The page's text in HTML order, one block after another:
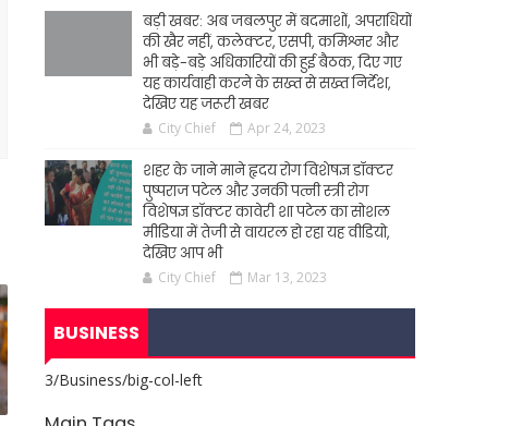
बड़ी खबर: अब जबलपुर में बदमाशों, अपराधियों
की खैर नहीं, कलेक्टर, एसपी, कमिश्नर और
भी बड़े-बड़े अधिकारियों की हुई बैठक, दिए गए
यह कार्यवाही करने के सख्त से सख्त निर्देश,
देखिए यह जरूरी खबर
City Chief Apr 24, 2023
शहर के जाने माने हृदय रोग विशेषज्ञ डॉक्टर
पुष्पराज पटेल और उनकी पत्नी स्त्री रोग
विशेषज्ञ डॉक्टर कावेरी शा पटेल का सोशल
मीडिया में तेजी से वायरल हो रहा यह वीडियो,
देखिए आप भी
City Chief Mar 13, 2023
BUSINESS
3/Business/big-col-left